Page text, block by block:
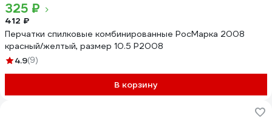
325 ₽
412 ₽
Перчатки спилковые комбинированные РосМарка 2008
красный/желтый, размер 10.5 Р2008
4.9(9)
В корзину